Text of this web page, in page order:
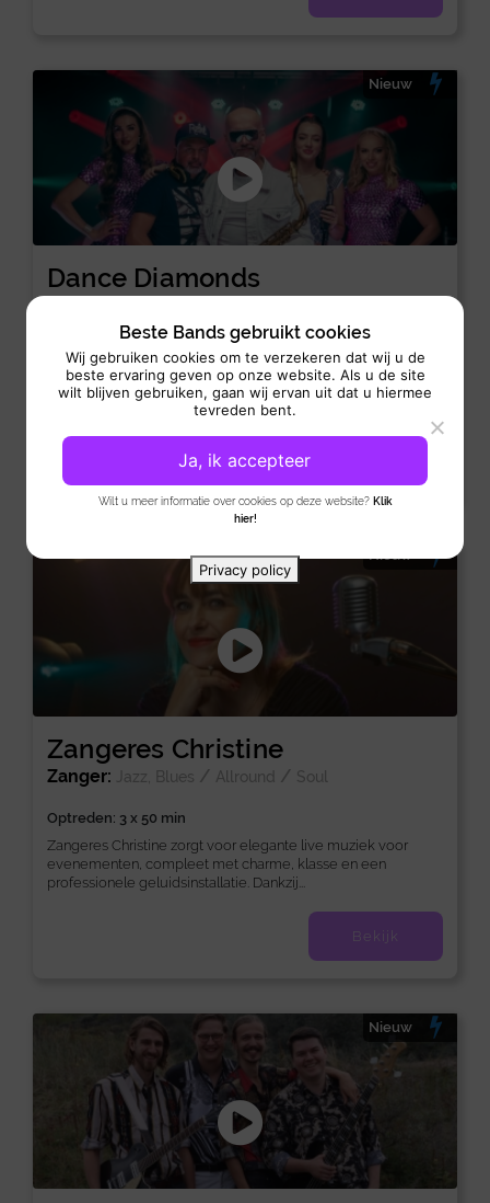
Dance Diamonds
Nieuw
De Dance Diamonds is een premium full buyout
showconcept voor evenementen die vragen om energie en
Zangeres Christine
Nieuw
Zanger: Jazz, Blues / Allround / Soul
Optreden: 3 x 50 min
Zangeres Christine zorgt voor elegante live muziek voor
evenementen, compleet met charme, klasse en een
professionele geluidsinstallatie. Dankzij...
Bekijk
Nieuw
Beste Bands gebruikt cookies
Wij gebruiken cookies om te verzekeren dat wij u de
beste ervaring geven op onze website. Als u de site
wilt blijven gebruiken, gaan wij ervan uit dat u hiermee
tevreden bent.
Wilt u meer informatie over cookies op deze website? Klik
hier!
Ja, ik accepteer
Privacy policy